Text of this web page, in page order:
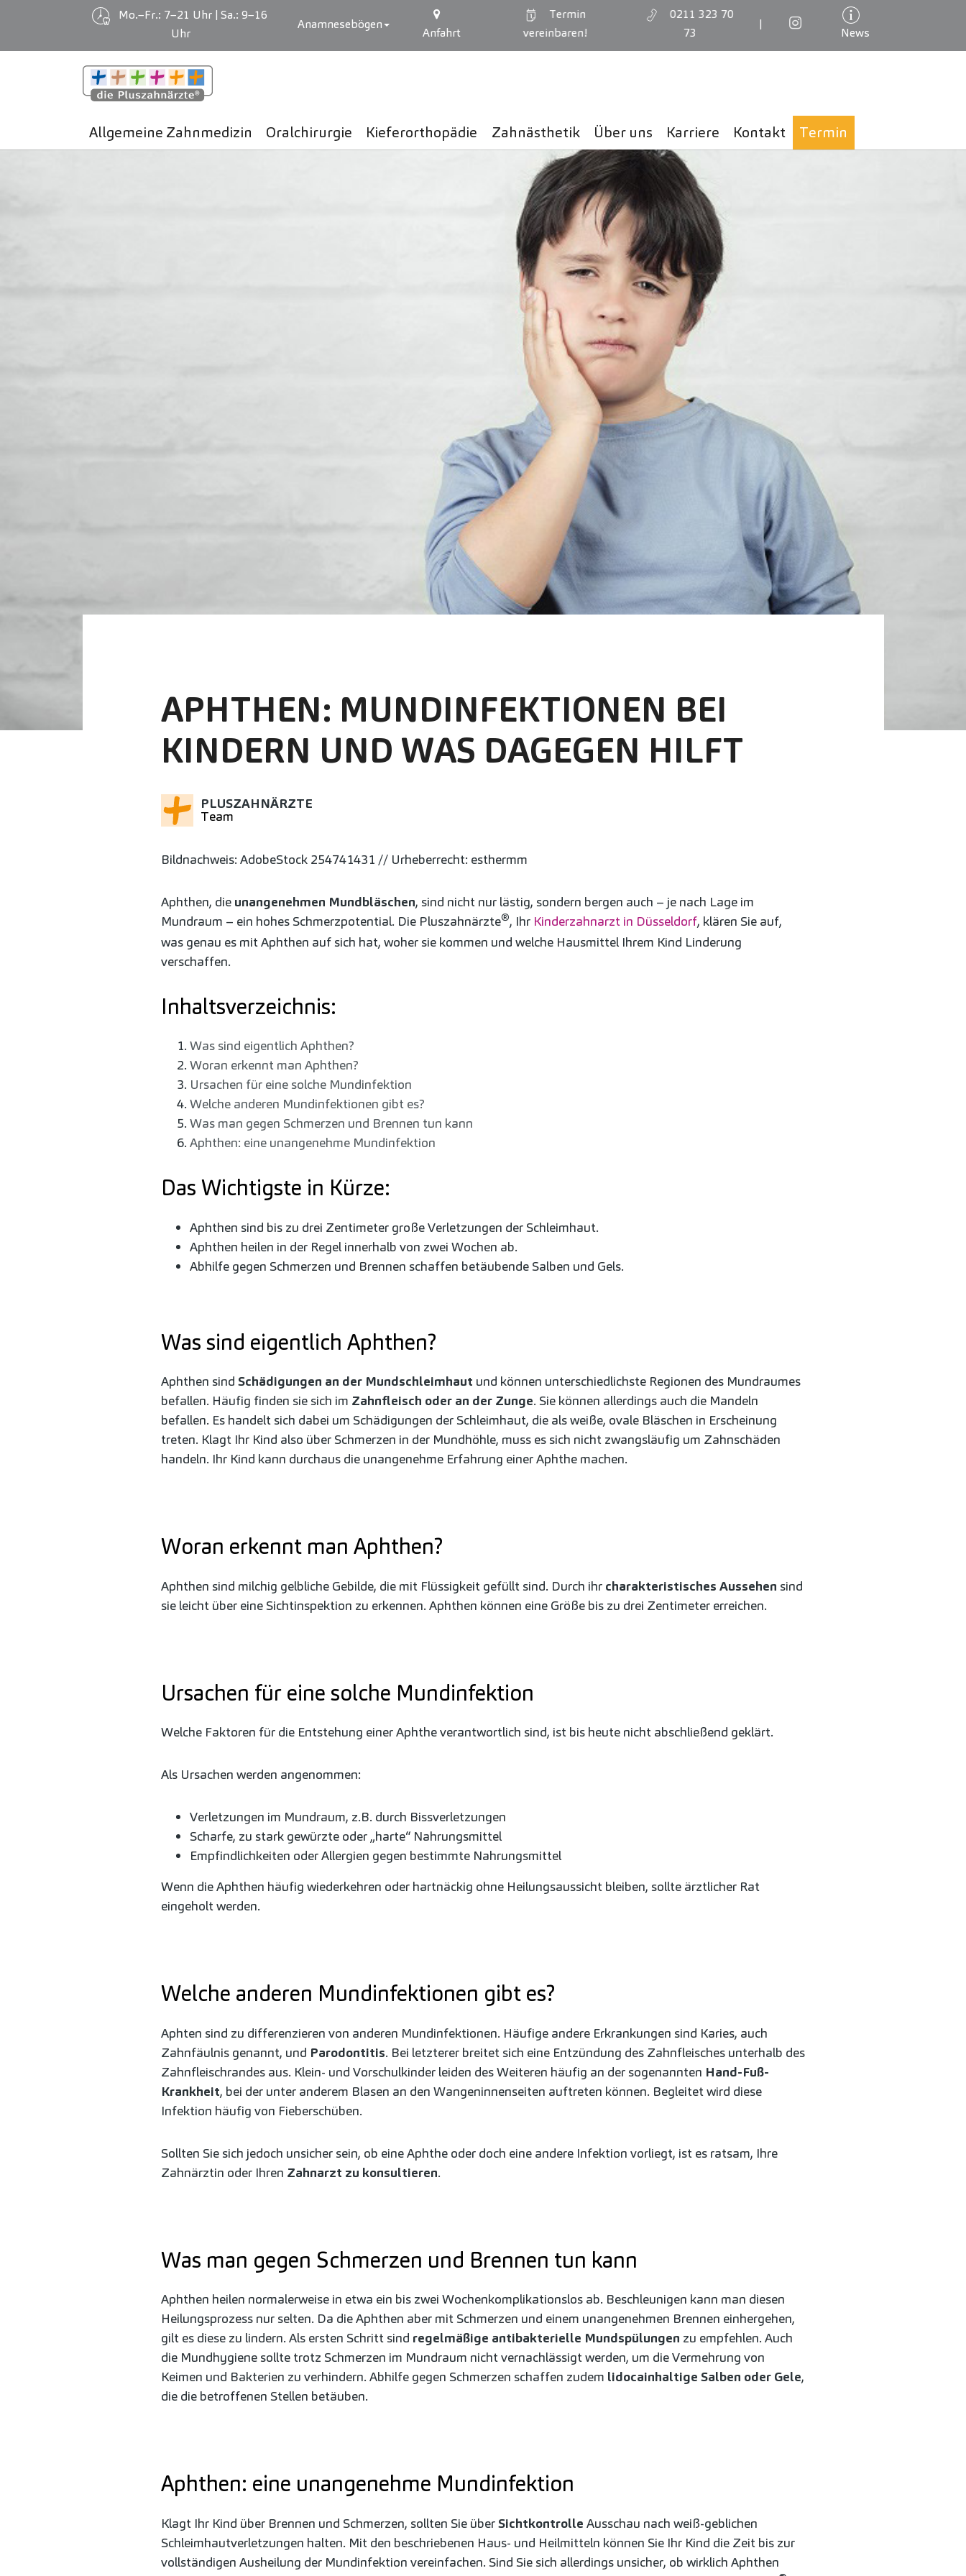
Zum Hauptinhalt springen
Mo.–Fr.: 7–21 Uhr | Sa.: 9–16
Uhr
Anamnesebögen
Anfahrt
Termin
vereinbaren!
0211 323 70
73
|
News
Allgemeine Zahnmedizin Oralchirurgie Kieferorthopädie Zahnästhetik Über uns Karriere Kontakt Termin
APHTHEN: MUNDINFEKTIONEN BEI
KINDERN UND WAS DAGEGEN HILFT
PLUSZAHNÄRZTE
Team
Bildnachweis: AdobeStock 254741431 // Urheberrecht: esthermm
Aphthen, die unangenehmen Mundbläschen, sind nicht nur lästig, sondern bergen auch – je nach Lage im
Mundraum – ein hohes Schmerzpotential. Die Pluszahnärzte®, Ihr Kinderzahnarzt in Düsseldorf, klären Sie auf,
was genau es mit Aphthen auf sich hat, woher sie kommen und welche Hausmittel Ihrem Kind Linderung
verschaffen.
Inhaltsverzeichnis:
Was sind eigentlich Aphthen?
Woran erkennt man Aphthen?
Ursachen für eine solche Mundinfektion
Welche anderen Mundinfektionen gibt es?
Was man gegen Schmerzen und Brennen tun kann
Aphthen: eine unangenehme Mundinfektion
Das Wichtigste in Kürze:
Aphthen sind bis zu drei Zentimeter große Verletzungen der Schleimhaut.
Aphthen heilen in der Regel innerhalb von zwei Wochen ab.
Abhilfe gegen Schmerzen und Brennen schaffen betäubende Salben und Gels.
Was sind eigentlich Aphthen?
Aphthen sind Schädigungen an der Mundschleimhaut und können unterschiedlichste Regionen des Mundraumes
befallen. Häufig finden sie sich im Zahnfleisch oder an der Zunge. Sie können allerdings auch die Mandeln
befallen. Es handelt sich dabei um Schädigungen der Schleimhaut, die als weiße, ovale Bläschen in Erscheinung
treten. Klagt Ihr Kind also über Schmerzen in der Mundhöhle, muss es sich nicht zwangsläufig um Zahnschäden
handeln. Ihr Kind kann durchaus die unangenehme Erfahrung einer Aphthe machen.
Woran erkennt man Aphthen?
Aphthen sind milchig gelbliche Gebilde, die mit Flüssigkeit gefüllt sind. Durch ihr charakteristisches Aussehen sind
sie leicht über eine Sichtinspektion zu erkennen. Aphthen können eine Größe bis zu drei Zentimeter erreichen.
Ursachen für eine solche Mundinfektion
Welche Faktoren für die Entstehung einer Aphthe verantwortlich sind, ist bis heute nicht abschließend geklärt.
Als Ursachen werden angenommen:
Verletzungen im Mundraum, z.B. durch Bissverletzungen
Scharfe, zu stark gewürzte oder „harte“ Nahrungsmittel
Empfindlichkeiten oder Allergien gegen bestimmte Nahrungsmittel
Wenn die Aphthen häufig wiederkehren oder hartnäckig ohne Heilungsaussicht bleiben, sollte ärztlicher Rat
eingeholt werden.
Welche anderen Mundinfektionen gibt es?
Aphten sind zu differenzieren von anderen Mundinfektionen. Häufige andere Erkrankungen sind Karies, auch
Zahnfäulnis genannt, und Parodontitis. Bei letzterer breitet sich eine Entzündung des Zahnfleisches unterhalb des
Zahnfleischrandes aus. Klein- und Vorschulkinder leiden des Weiteren häufig an der sogenannten Hand-Fuß-
Krankheit, bei der unter anderem Blasen an den Wangeninnenseiten auftreten können. Begleitet wird diese
Infektion häufig von Fieberschüben.
Sollten Sie sich jedoch unsicher sein, ob eine Aphthe oder doch eine andere Infektion vorliegt, ist es ratsam, Ihre
Zahnärztin oder Ihren Zahnarzt zu konsultieren.
Was man gegen Schmerzen und Brennen tun kann
Aphthen heilen normalerweise in etwa ein bis zwei Wochenkomplikationslos ab. Beschleunigen kann man diesen
Heilungsprozess nur selten. Da die Aphthen aber mit Schmerzen und einem unangenehmen Brennen einhergehen,
gilt es diese zu lindern. Als ersten Schritt sind regelmäßige antibakterielle Mundspülungen zu empfehlen. Auch
die Mundhygiene sollte trotz Schmerzen im Mundraum nicht vernachlässigt werden, um die Vermehrung von
Keimen und Bakterien zu verhindern. Abhilfe gegen Schmerzen schaffen zudem lidocainhaltige Salben oder Gele,
die die betroffenen Stellen betäuben.
Aphthen: eine unangenehme Mundinfektion
Klagt Ihr Kind über Brennen und Schmerzen, sollten Sie überSichtkontrolle Ausschau nach weiß-geblichen
Schleimhautverletzungen halten. Mit den beschriebenen Haus- und Heilmitteln können Sie Ihr Kind die Zeit bis zur
vollständigen Ausheilung der Mundinfektion vereinfachen. Sind Sie sich allerdings unsicher, ob wirklich Aphthen